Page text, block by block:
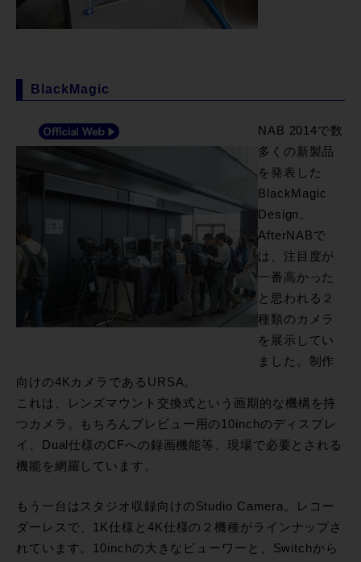
BlackMagic
NAB 2014で数
多くの新製品
を発表した
BlackMagic
Design。
AfterNABで
は、注目度が
一番高かった
と思われる２
種類のカメラ
を展示してい
ました。制作
向けの4KカメラであるURSA。
これは、レンズマウント交換式という画期的な機構を持
つカメラ。もちろんプレビュー用の10inchのディスプレ
イ、Dual仕様のCFへの録画機能等、現場で必要とされる
機能を網羅しています。
もう一台はスタジオ収録向けのStudio Camera。レコー
ダーレスで、1K仕様と4K仕様の２機種がラインナップさ
れています。10inchの大きなビューワーと、Switchから